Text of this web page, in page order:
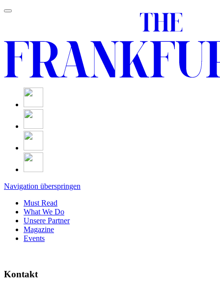
Navigation überspringen
Must Read
What We Do
Unsere Partner
Magazine
Events
Kontakt